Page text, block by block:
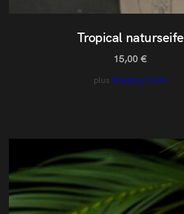
Tropical naturseife
15,00 €
plusShipping Costs